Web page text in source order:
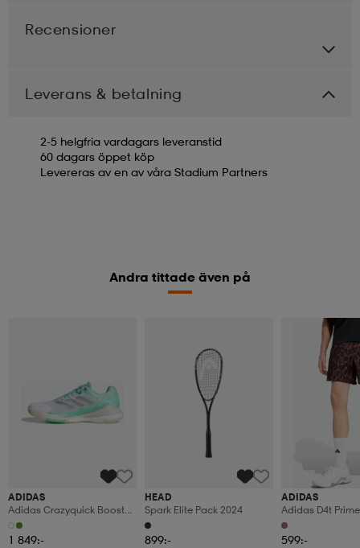
Recensioner
Leverans & betalning
2-5 helgfria vardagars leveranstid
60 dagars öppet köp
Levereras av en av våra Stadium Partners
Andra tittade även på
ADIDAS
Adidas Crazyquick Boost
Padelskor
1 849:-
HEAD
Spark Elite Pack 2024
899:-
ADIDAS
Adidas D4t
Shorts
599:-